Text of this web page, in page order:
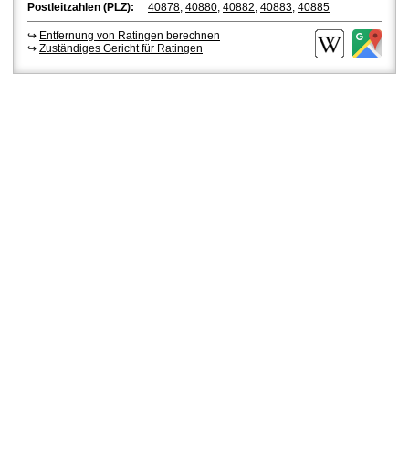
Postleitzahlen (PLZ): 40878, 40880, 40882, 40883, 40885
↪ Entfernung von Ratingen berechnen
↪ Zuständiges Gericht für Ratingen